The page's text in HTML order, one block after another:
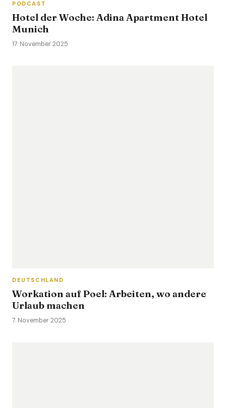
PODCAST
Hotel der Woche: Adina Apartment Hotel
Munich
17. November 2025
DEUTSCHLAND
Workation auf Poel: Arbeiten, wo andere
Urlaub machen
7. November 2025